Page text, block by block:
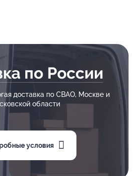
по России
доставка по СВАО, Москве и
области
условия